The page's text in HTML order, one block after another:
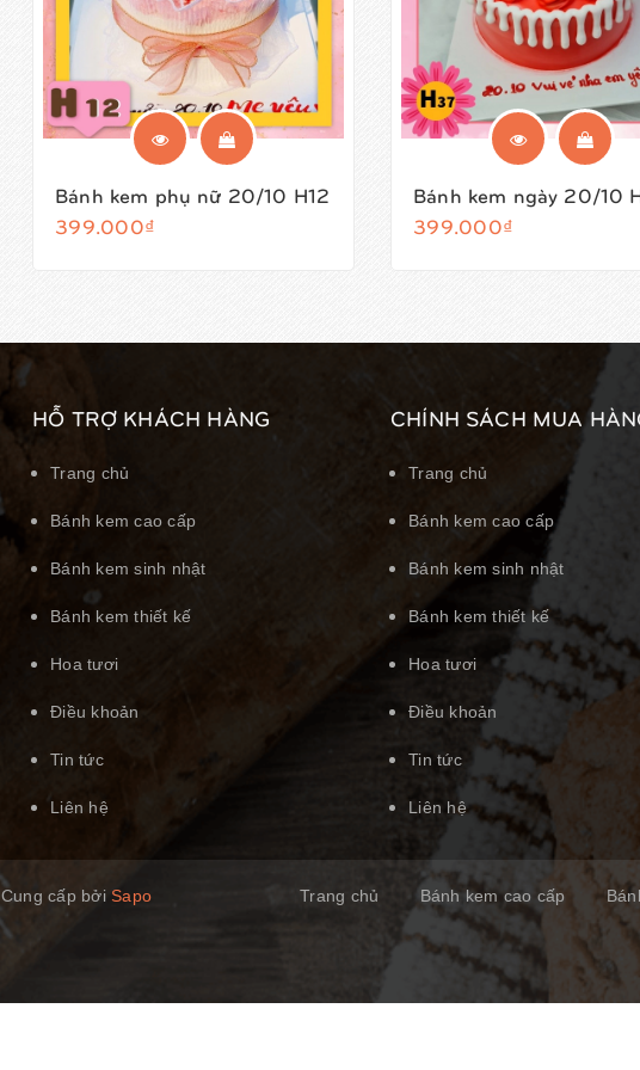
Bánh kem phụ nữ 20/10 H12
399.000₫
Bánh kem ngày 20/10
399.000₫
HỖ TRỢ KHÁCH HÀNG
Trang chủ
Bánh kem cao cấp
Bánh kem sinh nhật
Bánh kem thiết kế
Hoa tươi
Điều khoản
Tin tức
Liên hệ
CHÍNH SÁCH MUA
Trang chủ
Bánh kem cao cấp
Bánh kem sinh nhật
Bánh kem thiết kế
Hoa tươi
Điều khoản
Tin tức
Liên hệ
Trang chủ Bánh kem cao cấp
Cung cấp bởi Sapo